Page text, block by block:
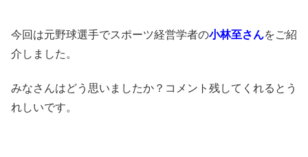
今回は元野球選手でスポーツ経営学者の小林至さんをご紹
介しました。
みなさんはどう思いましたか？コメント残してくれるとう
れしいです。